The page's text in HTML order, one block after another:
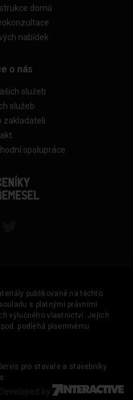
domů
nabídek
o nás
služeb
služeb
zakladateli
spolupráce
publikované na těchto
s platnými právními
výlučného vlastnictví. Jejich
podléhá písemnému
pro stavaře a stavebníky
Developed by